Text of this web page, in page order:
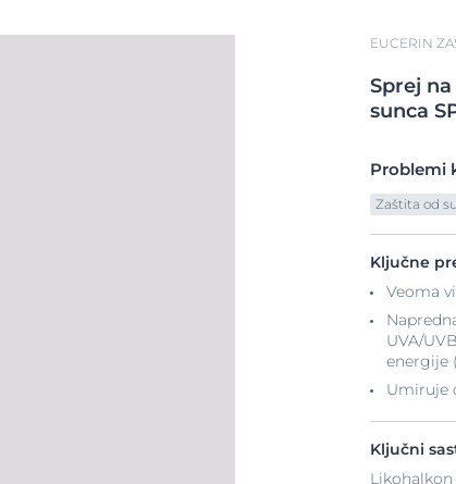
EUCERIN
Sprej na
sunca
Problemi
Zaštita od
Ključne
Veoma
UVA/
energije
Umiruje
Ključni